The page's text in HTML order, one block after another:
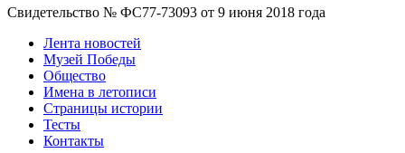
Свидетельство № ФС77-73093 от 9 июня 2018 года
Лента новостей
Музей Победы
Общество
Имена в летописи
Страницы истории
Тесты
Контакты